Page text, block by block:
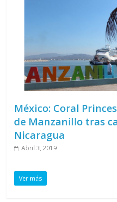
México: Coral
de Manzanillo tras
Nicaragua
Abril 3, 2019
Ver más